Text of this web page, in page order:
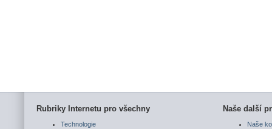
Rubriky Internetu pro všechny
Technologie
Naše další
Naše